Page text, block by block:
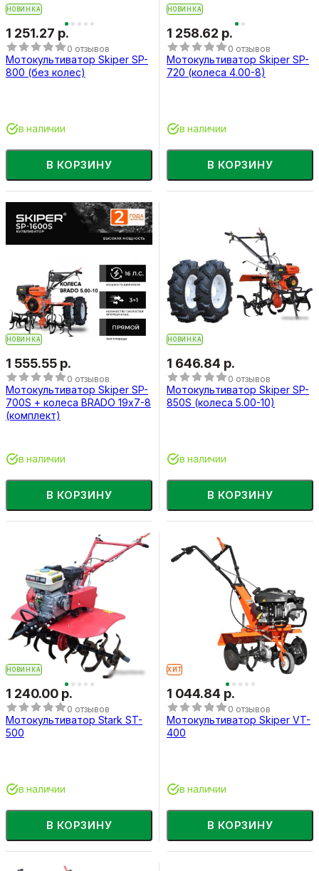
НОВИНКА
1 251.27 р.
0 отзывов
Мотокультиватор Skiper SP-
800 (без колес)
В КОРЗИНУ
в наличии
НОВИНКА
1 258.62 р.
0 отзывов
Мотокультиватор Skiper SP-
720 (колеса 4.00-8)
В КОРЗИНУ
в наличии
НОВИНКА
1 555.55 р.
0 отзывов
Мотокультиватор Skiper SP-
700S + колеса BRADO 19х7-8
(комплект)
В КОРЗИНУ
в наличии
НОВИНКА
1 646.84 р.
0 отзывов
Мотокультиватор Skiper SP-
850S (колеса 5.00-10)
В КОРЗИНУ
в наличии
НОВИНКА
1 240.00 р.
0 отзывов
Мотокультиватор Stark ST-
500
В КОРЗИНУ
в наличии
ХИТ
1 044.84 р.
0 отзывов
Мотокультиватор Skiper VT-
400
В КОРЗИНУ
в наличии